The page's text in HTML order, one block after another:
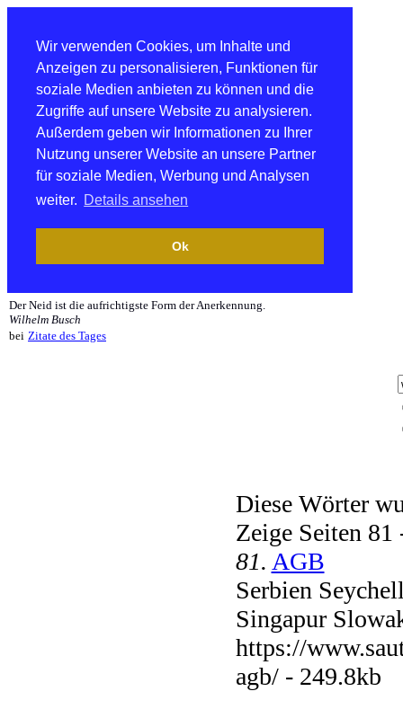
Wir verwenden Cookies, um Inhalte und
Anzeigen zu personalisieren, Funktionen für
soziale Medien anbieten zu können und die
Zugriffe auf unsere Website zu analysieren.
Außerdem geben wir Informationen zu Ihrer
Nutzung unserer Website an unsere Partner
für soziale Medien, Werbung und Analysen
weiter. Details ansehen
Ok
Der Neid ist die aufrichtigste Form der Anerkennung.
Wilhelm Busch
bei Zitate des Tages
Diese Wörter
Zeige Seiten 81
81. AGB
Serbien
Singapur
https://
agb/ - 249.8kb